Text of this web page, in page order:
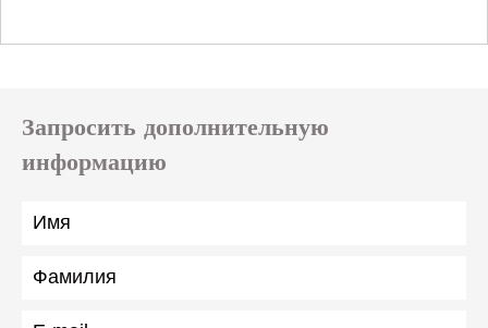
Запросить дополнительную
информацию